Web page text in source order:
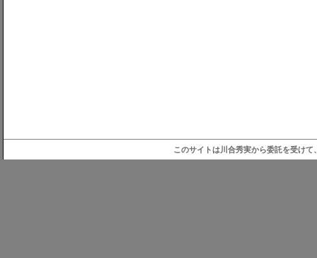
このサイトは川合秀実から委託を受け